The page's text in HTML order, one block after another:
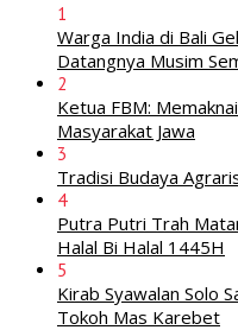
1
Warga India di Bali
Datangnya Musim
2
Ketua FBM:
Masyarakat Jawa
3
Tradisi Budaya
4
Putra Putri Trah
Halal Bi Halal 1445H
5
Kirab Syawalan Solo
Tokoh Mas Karebet